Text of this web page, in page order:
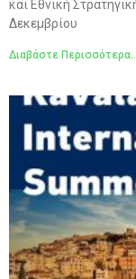
και Εθνική
Δεκεμβρίου
Διαβάστε